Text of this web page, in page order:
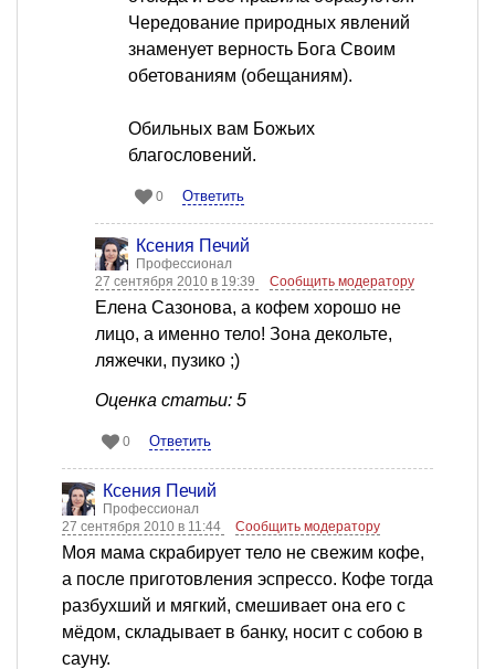
Чередование природных явлений
знаменует верность Бога Своим
обетованиям (обещаниям).
Обильных вам Божьих
благословений.
0 Ответить
Ксения Печий
Профессионал
27 сентября 2010 в 19:39
Сообщить модератору
Елена Сазонова, а кофем хорошо не
лицо, а именно тело! Зона декольте,
ляжечки, пузико ;)
Оценка статьи: 5
0 Ответить
Ксения Печий
Профессионал
27 сентября 2010 в 11:44
Сообщить модератору
Моя мама скрабирует тело не свежим кофе,
а после приготовления эспрессо. Кофе тогда
разбухший и мягкий, смешивает она его с
мёдом, складывает в банку, носит с собою в
сауну.